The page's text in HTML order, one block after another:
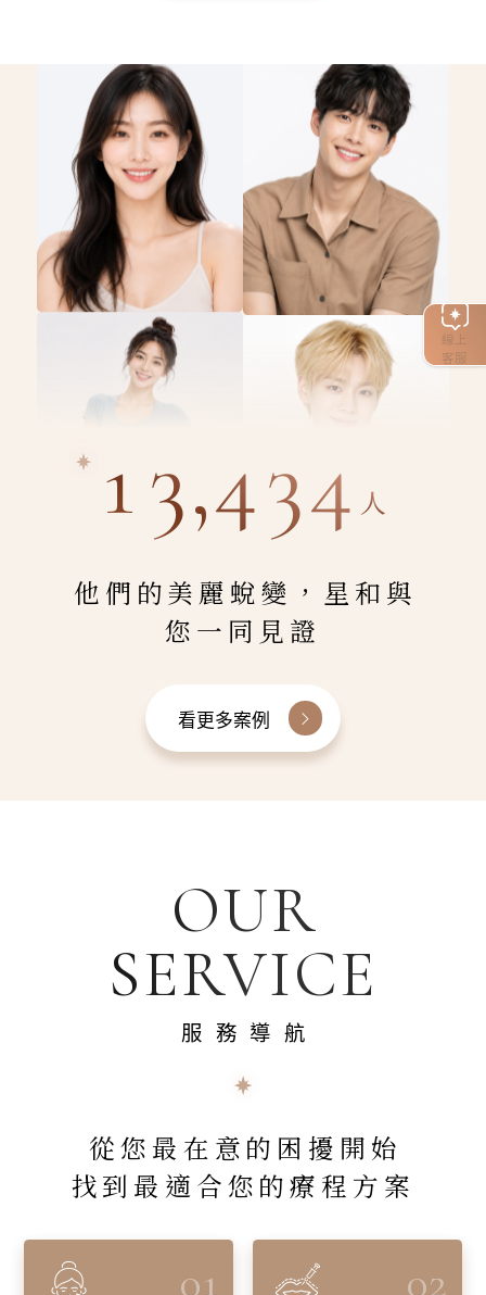
線上
客服
13,434 人
他們的美麗蛻變，星和與
您一同見證
看更多案例
OUR
SERVICE
服務導航
從您最在意的困擾開始
找到最適合您的療程方案
01 02